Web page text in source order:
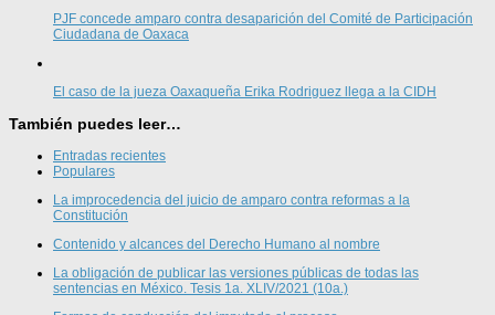
PJF concede amparo contra desaparición del Comité de Participación
Ciudadana de Oaxaca
El caso de la jueza Oaxaqueña Erika Rodriguez llega a la CIDH
También puedes leer…
Entradas recientes
Populares
La improcedencia del juicio de amparo contra reformas a la
Constitución
Contenido y alcances del Derecho Humano al nombre
La obligación de publicar las versiones públicas de todas las
sentencias en México. Tesis 1a. XLIV/2021 (10a.)